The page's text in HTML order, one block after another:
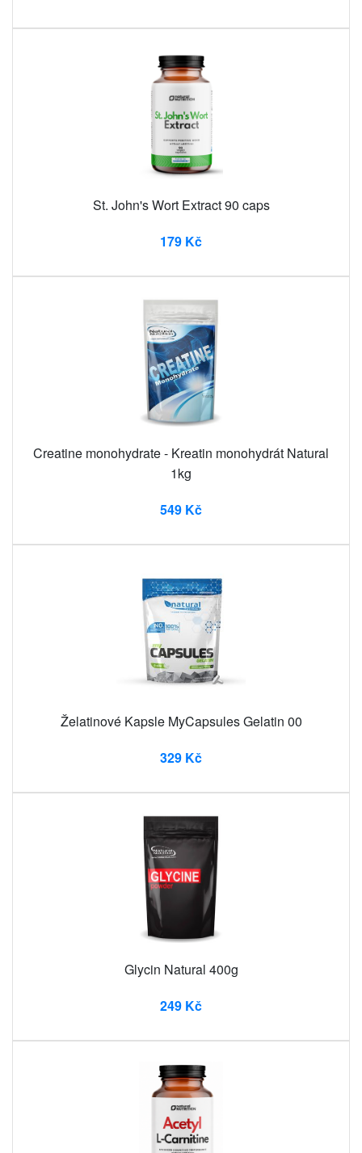
St. John's Wort Extract 90 caps
179 Kč
Creatine monohydrate - Kreatin monohydrát Natural
1kg
549 Kč
Želatinové Kapsle MyCapsules Gelatin 00
329 Kč
Glycin Natural 400g
249 Kč